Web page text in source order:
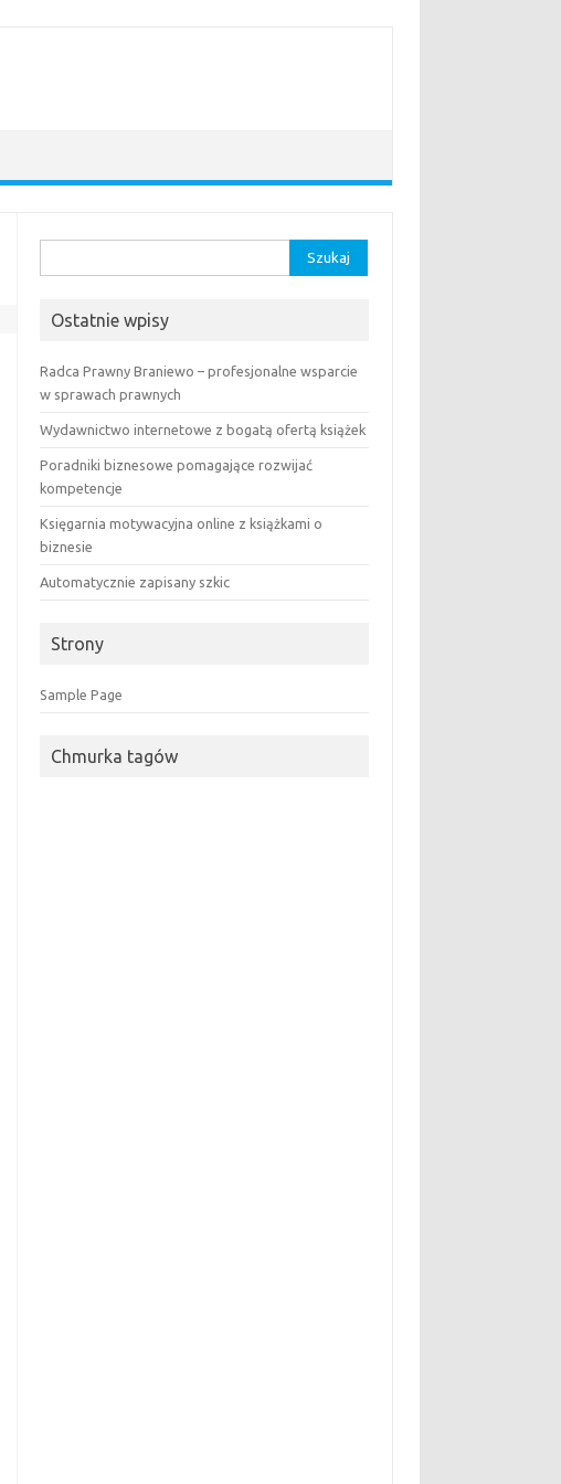
Ostatnie wpisy
Radca Prawny Braniewo – profesjonalne wsparcie
w sprawach prawnych
Wydawnictwo internetowe z bogatą ofertą książek
Poradniki biznesowe pomagające rozwijać
kompetencje
Księgarnia motywacyjna online z książkami o
biznesie
Automatycznie zapisany szkic
Strony
Sample Page
Chmurka tagów